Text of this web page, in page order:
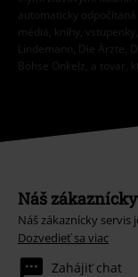
automaticky
médiá, knihy,
Lindemann, Die Ärzte,
Böhse Onkelz, a tovar,
Náš
Náš zákaznícky servis
Dozvedieť sa viac
Zahájiť chat